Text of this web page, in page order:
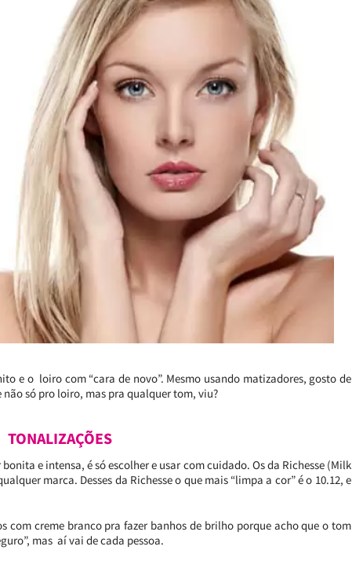
e o loiro com “cara de novo”. Mesmo usando matizadores, gosto de
não só pro loiro, mas pra qualquer tom, viu?
TONALIZAÇÕES
e intensa, é só escolher e usar com cuidado. Os da Richesse (Milk
marca. Desses da Richesse o que mais “limpa a cor” é o 10.12, e
com creme branco pra fazer banhos de brilho porque acho que o tom
mas aí vai de cada pessoa.